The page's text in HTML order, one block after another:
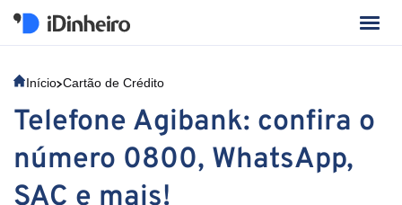
Início Cartão de Crédito
Telefone Agibank: confira o
número 0800, WhatsApp,
SAC e mais!